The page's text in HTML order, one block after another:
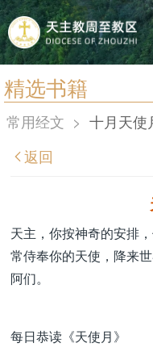
精选书籍
首页
宗教法规
信仰文萃
教会圣月
常用经文 > 十月天使
返回
天主，你按神奇的安排
常侍奉你的天使，降来
阿们。
每日恭读《天使月》